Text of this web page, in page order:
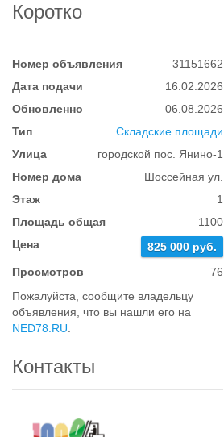
Коротко
Номер объявления
31151662
Дата подачи
16.02.2026
Обновленно
06.08.2026
Тип
Складские площади
Улица
городской пос. Янино-1
Номер дома
Шоссейная ул.
Этаж
1
Площадь общая
1100
Цена
825 000 руб.
Просмотров
76
Пожалуйста, сообщите владельцу
объявления, что вы нашли его на
NED78.RU
Контакты